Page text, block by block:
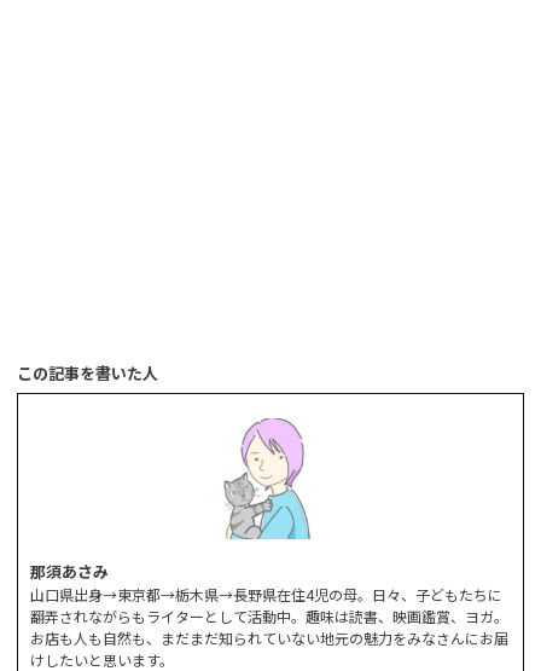
この記事を書いた人
那須あさみ
山口県出身→東京都→栃木県→長野県在住4児の母。日々、子どもたちに
翻弄されながらもライターとして活動中。趣味は読書、映画鑑賞、ヨガ。
お店も人も自然も、まだまだ知られていない地元の魅力をみなさんにお届
けしたいと思います。